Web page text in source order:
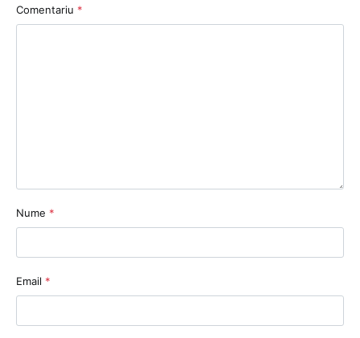
Comentariu *
Nume *
Email *